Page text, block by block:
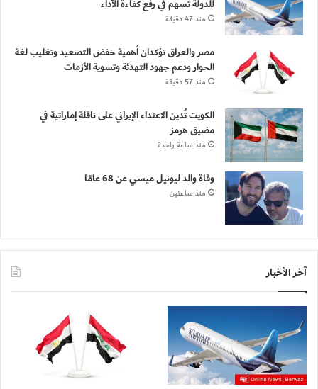
للدولة تسهم في رفع كفاءة الأداء
منذ 47 دقيقة
مصر والعراق تؤكدان أهمية خفض التصعيد وتغليب لغة
الحوار ودعم جهود التهدئة وتسوية الأزمات
منذ 57 دقيقة
الكويت تُدين الاعتداء الإيراني على ناقلة إماراتية في
مضيق هرمز
منذ ساعة واحدة
وفاة والد ليونيل ميسي عن 68 عامًا
منذ ساعتين
آخر الأخبار